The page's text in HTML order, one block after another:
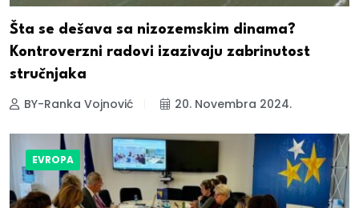
Šta se dešava sa nizozemskim dinama?
Kontroverzni radovi izazivaju zabrinutost
stručnjaka
BY-Ranka Vojnović 20. Novembra 2024.
EVROPA